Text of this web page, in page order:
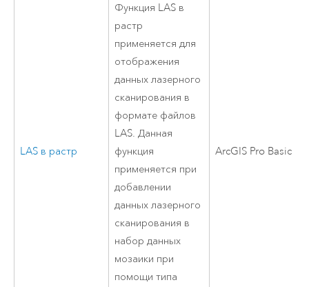
LAS в растр
Функция LAS в
растр
применяется для
отображения
данных лазерного
сканирования в
формате файлов
LAS. Данная
функция
применяется при
добавлении
данных лазерного
сканирования в
набор данных
мозаики при
помощи типа
ArcGIS Pro Basic